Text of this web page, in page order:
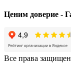
Ценим доверие -
Все права